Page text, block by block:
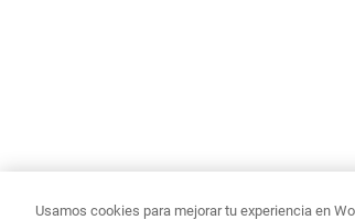
Usamos cookies para mejorar tu experiencia en